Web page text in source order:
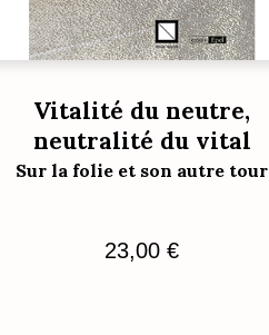
Vitalité du neutre,
neutralité du vital
Sur la folie et son autre tour
23,00 €